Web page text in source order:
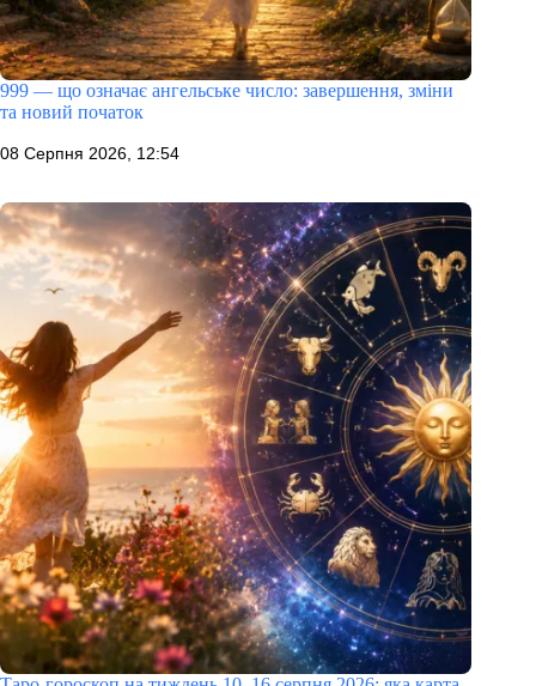
999 — що означає ангельське число: завершення, зміни
та новий початок
08 Серпня 2026, 12:54